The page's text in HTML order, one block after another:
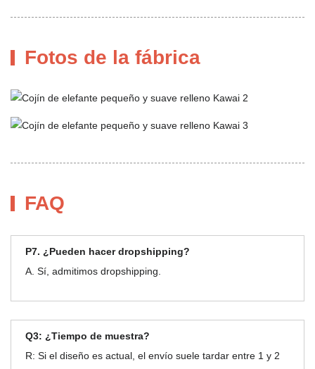
Fotos de la fábrica
FAQ
P7. ¿Pueden hacer dropshipping?
A. Sí, admitimos dropshipping.
Q3: ¿Tiempo de muestra?
R: Si el diseño es actual, el envío suele tardar entre 1 y 2